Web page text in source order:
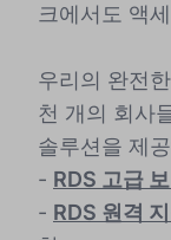
크에서도 액
우리의 완전
천 개의 회사
솔루션을 제
- RDS 고급
- RDS 원격